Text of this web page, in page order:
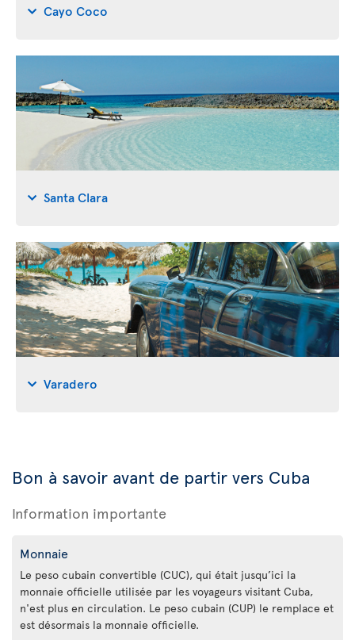
Cayo Coco
Santa Clara
Varadero
Bon à savoir avant de partir vers Cuba
Information importante
Monnaie
Le peso cubain convertible (CUC), qui était jusqu’ici la
monnaie officielle utilisée par les voyageurs visitant Cuba,
n'est plus en circulation. Le peso cubain (CUP) le remplace et
est désormais la monnaie officielle.